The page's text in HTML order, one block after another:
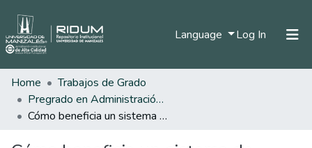
Language Log In (current)
Home
Trabajos de Grado
Pregrado en Administración de Empresas
Cómo beneficia un sistema de gestión de inventarios la toma de decisiones gerenciales en 5 casos de éxito de empresas comerciales en la ciudad de Manizales.